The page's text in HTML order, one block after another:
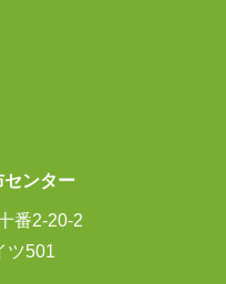
センター
番2-20-2
ツ501